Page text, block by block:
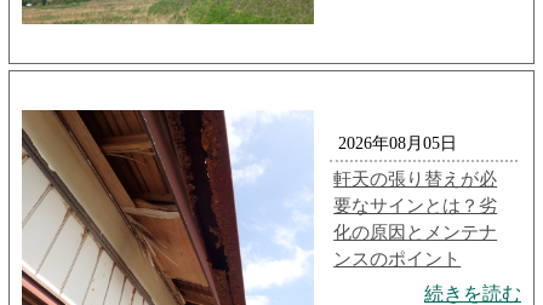
2026年08月05日
軒天の張り替えが必
要なサインとは？劣
化の原因とメンテナ
ンスのポイント
続きを読む